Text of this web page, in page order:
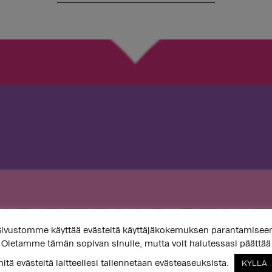
käyttää evästeitä käyttäjäkokemuksen
Oletamme tämän sopivan sinulle, mutta voit halutessasi päättää
evästeitä laitteellesi tallennetaan evästeaseuksista. KYLLÄ